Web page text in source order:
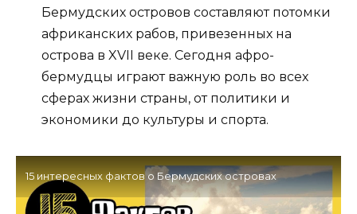
Бермудских островов составляют потомки
африканских рабов, привезенных на
острова в XVII веке. Сегодня афро-
бермудцы играют важную роль во всех
сферах жизни страны, от политики и
экономики до культуры и спорта.
15 интересных фактов о Бермудских островах